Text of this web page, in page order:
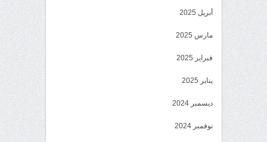
أبريل 2025
مارس 2025
فبراير 2025
يناير 2025
ديسمبر 2024
نوفمبر 2024